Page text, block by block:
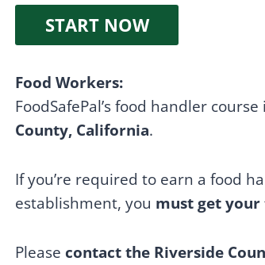
START NOW
Food Workers:
FoodSafePal’s food handler course
County, California.
If you’re required to earn a food
establishment, you must get
Please contact the Riverside